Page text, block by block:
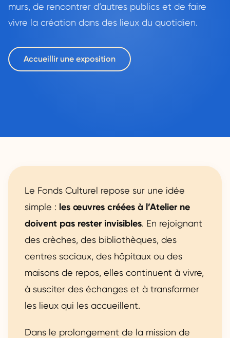
murs, de rencontrer d’autres publics et de faire
vivre la création dans des lieux du quotidien.
Accueillir une exposition
Le Fonds Culturel repose sur une idée
simple : les œuvres créées à l’Atelier ne
doivent pas rester invisibles. En rejoignant
des crèches, des bibliothèques, des
centres sociaux, des hôpitaux ou des
maisons de repos, elles continuent à vivre,
à susciter des échanges et à transformer
les lieux qui les accueillent.
Dans le prolongement de la mission de